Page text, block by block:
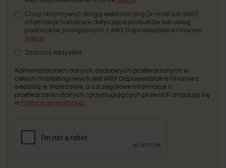
Chcę otrzymywać drogą elektroniczną (e-mail lub SMS)
informacje handlowe dotyczące produktów lub usług
podmiotów powiązanych z ANG Odpowiedzialne Finanse
więcej
Zaznacz wszystkie
Administratorem danych osobowych przetwarzanych w
celach marketingowych jest ANG Odpowiedzialne Finanse z
siedzibą w Warszawie, a szczegółowe informacje o
przetwarzaniu danych i przysługujących prawach znajdują się
w Polityce prywatności.